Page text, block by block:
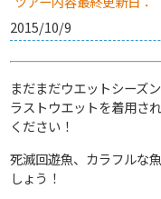
2015/10/9
まだまだウエットシーズ
ラストウエットを着用さ
ください！
死滅回遊魚、カラフルな
しょう！